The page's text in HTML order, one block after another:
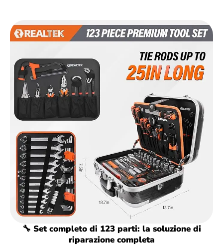
🔧 Set completo di 123 parti: la soluzione di
riparazione completa